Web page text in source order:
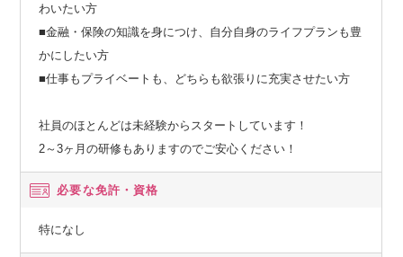
わいたい方
■金融・保険の知識を身につけ、自分自身のライフプランも豊
かにしたい方
■仕事もプライベートも、どちらも欲張りに充実させたい方
社員のほとんどは未経験からスタートしています！
2～3ヶ月の研修もありますのでご安心ください！
必要な免許・資格
特になし